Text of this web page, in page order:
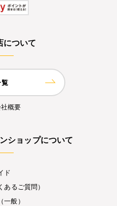
について
概要
ショップについて
ド
あるご質問）
般）